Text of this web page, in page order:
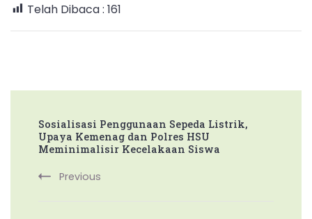
Telah Dibaca : 161
Navigation
Sosialisasi Penggunaan Sepeda Listrik,
Upaya Kemenag dan Polres HSU
Meminimalisir Kecelakaan Siswa
Previous